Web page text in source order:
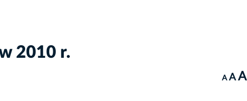
2010 r.
A A A